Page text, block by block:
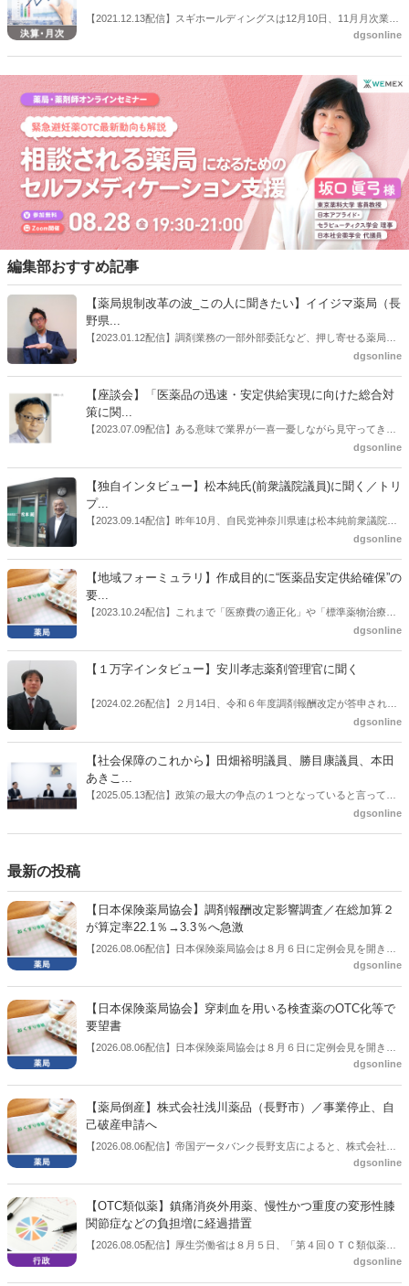
【2021.12.13配信】スギホールディングスは12月10日、11月月次業績
を公表した。それによると全店ベースの売上伸率は、スギ薬局事業が
パン事業が7.1%減となり、スギ薬局全体の既存店売上は1.0％増だっ
た。
dgsonline
編集部おすすめ記事
【薬局規制改革の波_この人に聞きたい】イイジマ薬局（長
野県...
【2023.01.12配信】調剤業務の一部外部委託など、押し寄せる薬局業
界への規制改革の波。この規制改革の波を薬局業界はどう受け止めた
はないだろうか。本紙ではこうした問題について、厚労省「薬局薬剤
師の業務及び薬局の機能に関するワーキンググループ」に参考人とし
ても出席していたイイジマ薬局（長野県上田市）開設者である飯島裕
dgsonline
【座談会】「医薬品の迅速・安定供給実現に向けた総合対
策に関...
【2023.07.09配信】ある意味で業界が一喜一憂しながら見守ってきた
厚労省「医薬品の迅速・安定供給実現に向けた総合対策に関する有識
書がとりまとめられた。ドラビズon-lineでは検討会を総括する目的で
厚労省医政局医薬産業振興・医療情報企画課長（医薬産業振興・医療
情報企画課セルフケア・セルフメディケーション推進室長併任）安藤
公一氏や青山学院大学名誉教授の三村優美子氏、 日本保険薬局協会医
dgsonline
【独自インタビュー】松本純氏(前衆議院議員)に聞く／トリ
プ...
【2023.09.14配信】昨年10月、自民党神奈川県連は松本純前衆議院議
員を「自民党神奈川1区」（横浜市中区・磯子区・金沢区）の支部長
候補の前提となるもの。薬剤師に関わる政策に広く・深く関わってき
た同氏の復活に向けた薬剤師業界の期待には熱いものがある。不透明
感の払拭できない医療・介護・障害者サービスのトリプル改定等へ
の、薬剤師業界の強い危機感の裏返しといってもいいだろう。本稿で
dgsonline
【地域フォーミュラリ】作成目的に“医薬品安定供給確保”の
要...
【2023.10.24配信】これまで「医療費の適正化」や「標準薬物治療の
推進」などが目的とされることが多かった地域フォーミュラリの作
た。医薬品の安定供給確保だ。10月22日に開かれた「日本フォーミュ
飯田市）は、会員薬局から安定供給確保への強い要望があったことを
受け、安定供給確保が見込めるPPI３成分について銘柄を含めて選定
dgsonline
【１万字インタビュー】安川孝志薬剤管理官に聞く
【2024.02.26配信】２月14日、令和６年度調剤報酬改定が答申され
た。本紙では、厚生労働省保険局医療課・薬剤管理官の安川孝志氏
dgsonline
【社会保障のこれから】田畑裕明議員、勝目康議員、本田
あきこ...
【2025.05.13配信】政策の最大の争点の１つとなっていると言っても
よいのが社会保障のこれからのあり方だ。特に与党では、政府関係者
dgsonline
最新の投稿
【日本保険薬局協会】調剤報酬改定影響調査／在総加算２
が算定率22.1％→3.3％へ急激
【2026.08.06配信】日本保険薬局協会は８月６日に定例会見を開き、
「令和８年度調剤報酬改定に係る保険薬局への影響」の調査結果を公
3.3％へ大きく低下した。
dgsonline
【日本保険薬局協会】穿刺血を用いる検査薬のOTC化等で
要望書
【2026.08.06配信】日本保険薬局協会は８月６日に定例会見を開き、
「穿刺血を用いる検査薬のOTC化等に関する要望書」を厚生労働省 医
dgsonline
【薬局倒産】株式会社浅川薬品（長野市）／事業停止、自
己破産申請へ
【2026.08.06配信】帝国データバンク長野支店によると、株式会社浅
川薬品（長野市）は7月31日に事業を停止し、自己破産申請の準備に
dgsonline
【OTC類似薬】鎮痛消炎外用薬、慢性かつ重度の変形性膝
関節症などの負担増に経過措置
【2026.08.05配信】厚生労働省は８月５日、「第４回ＯＴＣ類似薬の
保険給付の見直しの実施に向けた技術的検討会」を開催。「中間とり
dgsonline